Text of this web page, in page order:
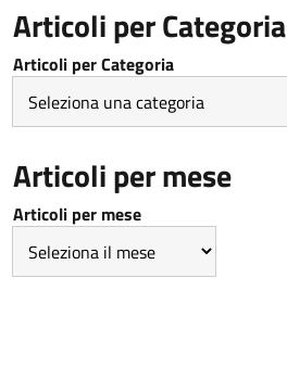
Articoli per Categoria
Articoli per Categoria
Articoli per mese
Articoli per mese